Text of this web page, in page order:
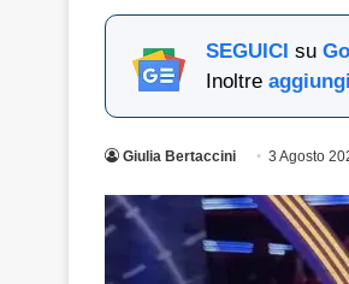
SEGUICI su
Inoltre
Giulia Bertaccini 3 Agosto